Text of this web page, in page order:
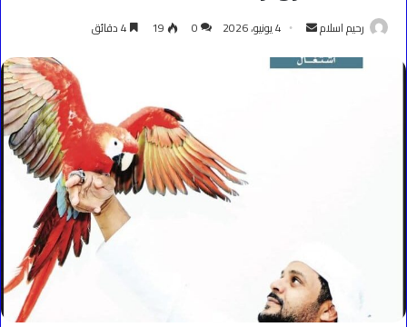
رحيم اسلام
أرسل
إلكترونيا
4 يونيو، 2026 0
19